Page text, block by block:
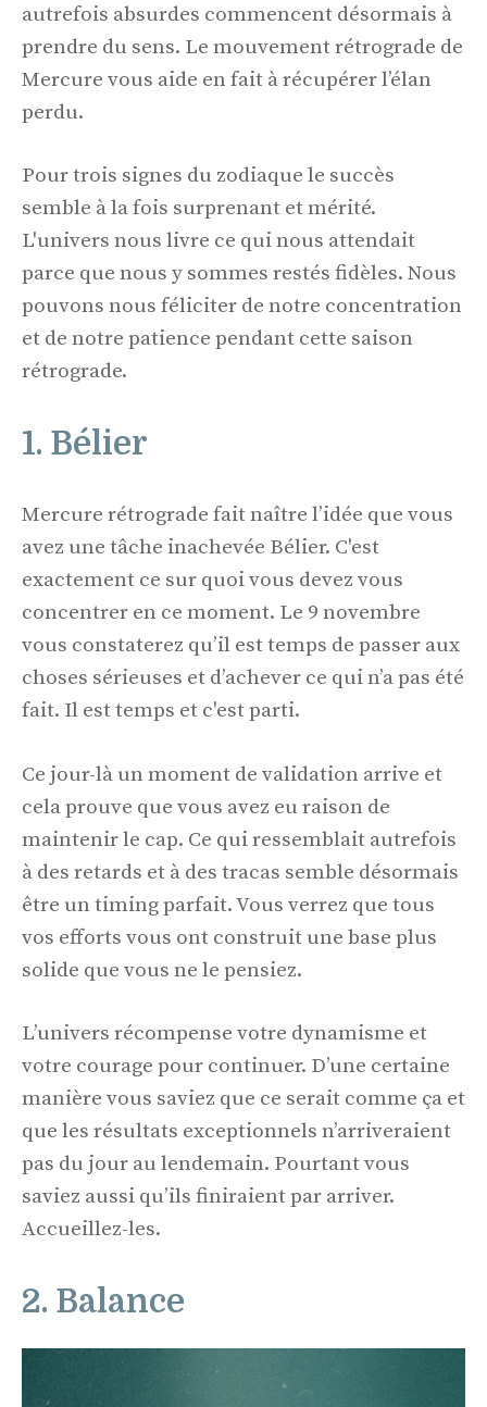
autrefois absurdes commencent désormais à
prendre du sens. Le mouvement rétrograde de
Mercure vous aide en fait à récupérer l’élan
perdu.
Pour trois signes du zodiaque le succès
semble à la fois surprenant et mérité.
L'univers nous livre ce qui nous attendait
parce que nous y sommes restés fidèles. Nous
pouvons nous féliciter de notre concentration
et de notre patience pendant cette saison
rétrograde.
1. Bélier
Mercure rétrograde fait naître l’idée que vous
avez une tâche inachevée Bélier. C'est
exactement ce sur quoi vous devez vous
concentrer en ce moment. Le 9 novembre
vous constaterez qu’il est temps de passer aux
choses sérieuses et d’achever ce qui n’a pas été
fait. Il est temps et c'est parti.
Ce jour-là un moment de validation arrive et
cela prouve que vous avez eu raison de
maintenir le cap. Ce qui ressemblait autrefois
à des retards et à des tracas semble désormais
être un timing parfait. Vous verrez que tous
vos efforts vous ont construit une base plus
solide que vous ne le pensiez.
L’univers récompense votre dynamisme et
votre courage pour continuer. D’une certaine
manière vous saviez que ce serait comme ça et
que les résultats exceptionnels n’arriveraient
pas du jour au lendemain. Pourtant vous
saviez aussi qu’ils finiraient par arriver.
Accueillez-les.
2. Balance